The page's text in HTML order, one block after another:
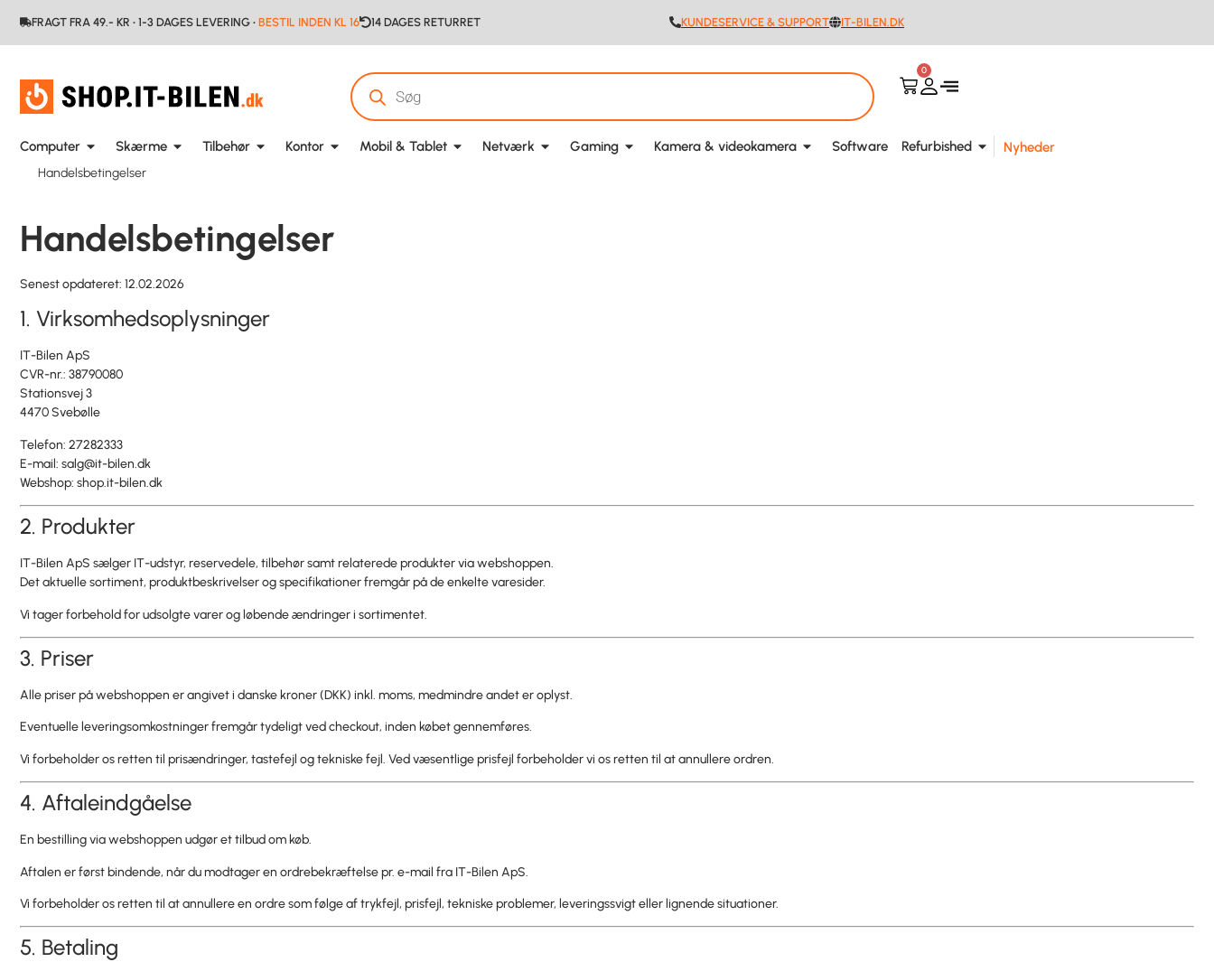
FRAGT FRA 49.- KR • 1-3 DAGES LEVERING • BESTIL INDEN KL 16 14 DAGES RETURRET KUNDESERVICE & SUPPORT IT-BILEN.DK
0
Computer Skærme Tilbehør Kontor Mobil & Tablet Netværk Gaming Kamera & videokamera Software Refurbished Nyheder
Handelsbetingelser
Handelsbetingelser
Senest opdateret: 12.02.2026
1. Virksomhedsoplysninger
IT-Bilen ApS
CVR-nr.: 38790080
Stationsvej 3
4470 Svebølle
Telefon: 27282333
E-mail: salg@it-bilen.dk
Webshop: shop.it-bilen.dk
2. Produkter
IT-Bilen ApS sælger IT-udstyr, reservedele, tilbehør samt relaterede produkter via webshoppen.
Det aktuelle sortiment, produktbeskrivelser og specifikationer fremgår på de enkelte varesider.
Vi tager forbehold for udsolgte varer og løbende ændringer i sortimentet.
3. Priser
Alle priser på webshoppen er angivet i danske kroner (DKK) inkl. moms, medmindre andet er oplyst.
Eventuelle leveringsomkostninger fremgår tydeligt ved checkout, inden købet gennemføres.
Vi forbeholder os retten til prisændringer, tastefejl og tekniske fejl. Ved væsentlige prisfejl forbeholder vi os retten til at annullere ordren.
4. Aftaleindgåelse
En bestilling via webshoppen udgør et tilbud om køb.
Aftalen er først bindende, når du modtager en ordrebekræftelse pr. e-mail fra IT-Bilen ApS.
Vi forbeholder os retten til at annullere en ordre som følge af trykfejl, prisfejl, tekniske problemer, leveringssvigt eller lignende situationer.
5. Betaling